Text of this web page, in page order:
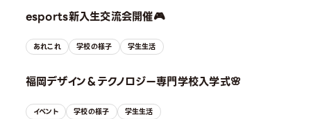
esports新入生交流会開催🎮
あれこれ 学校の様子 学生生活
福岡デザイン＆テクノロジー専門学校入学式🌸
イベント 学校の様子 学生生活